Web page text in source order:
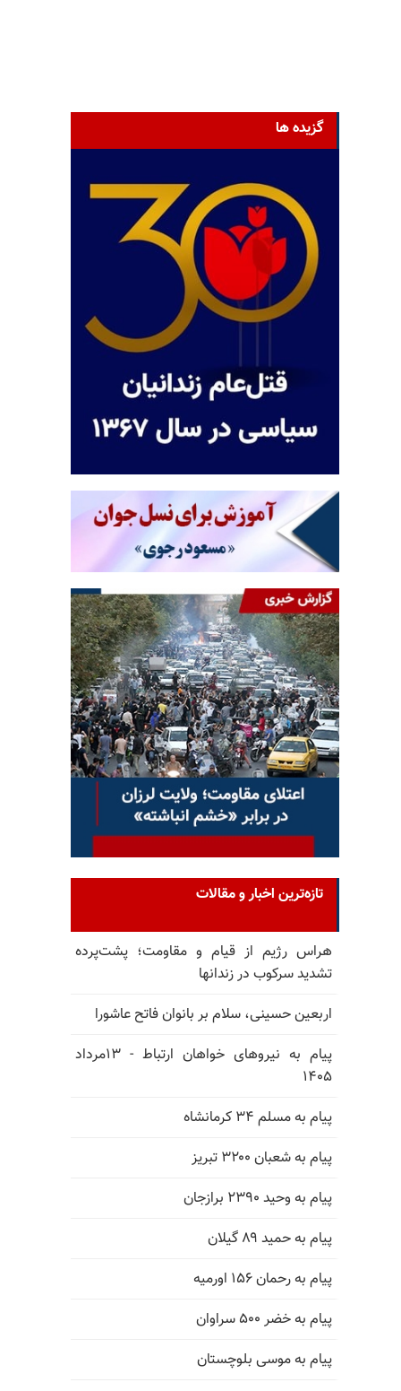
گزیده ها
تازه‌ترین اخبار و مقالات
هراس رژیم از قیام و مقاومت؛ پشت‌پرده
تشدید سرکوب در زندانها
اربعین حسینی، سلام بر بانوان فاتح عاشورا
پیام به نیروهای خواهان ارتباط - ۱۳مرداد
۱۴۰۵
پیام به مسلم ۳۴ کرمانشاه
پیام به شعبان ۳۲۰۰ تبریز
پیام به وحید ۲۳۹۰ برازجان
پیام به حمید ۸۹ گیلان
پیام به رحمان ۱۵۶ اورمیه
پیام به خضر ۵۰۰ سراوان
پیام به موسی بلوچستان